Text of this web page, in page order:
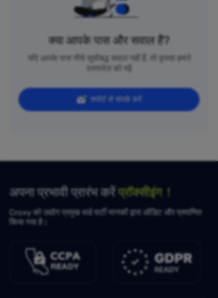
क्या आपके पास और सवाल हैं?
यदि आपके पास नीचे सूचीबद्ध सवाल नहीं हैं, तो कृपया हमारे
दस्तावेज़ को पढ़ें
सपोर्ट से संपर्क करें
अपना प्रभावी प्रारंभ करेंप्रॉक्सीइंग！
Croxy को उद्योग प्रमुख थर्ड पार्टी मानकों द्वारा ऑडिट और प्रमाणित
किया गया है।